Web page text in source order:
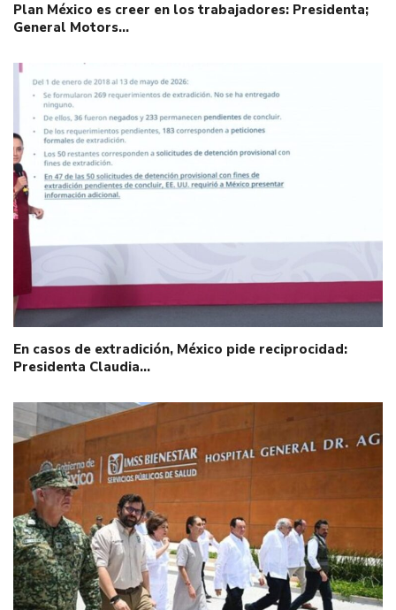
Plan México es creer en los trabajadores: Presidenta;
General Motors…
En casos de extradición, México pide reciprocidad:
Presidenta Claudia…